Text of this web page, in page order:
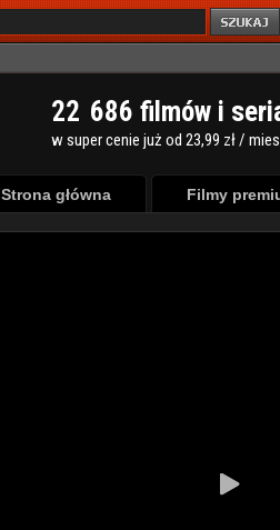
22 686 filmów i
w super cenie już od 23,99 zł /
Strona główna Filmy